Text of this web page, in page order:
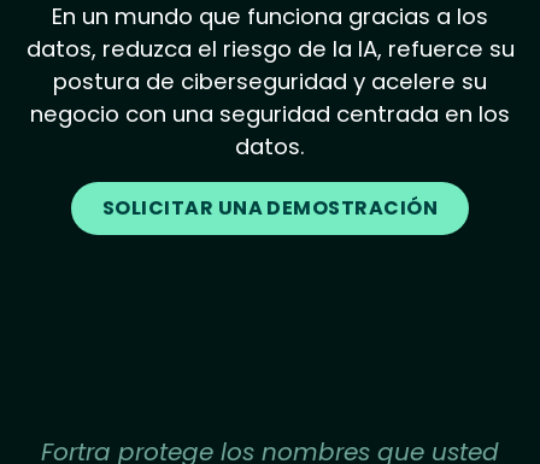
En un mundo que funciona gracias a los
datos, reduzca el riesgo de la IA, refuerce su
postura de ciberseguridad y acelere su
negocio con una seguridad centrada en los
datos.
SOLICITAR UNA DEMOSTRACIÓN
Fortra protege los nombres que usted